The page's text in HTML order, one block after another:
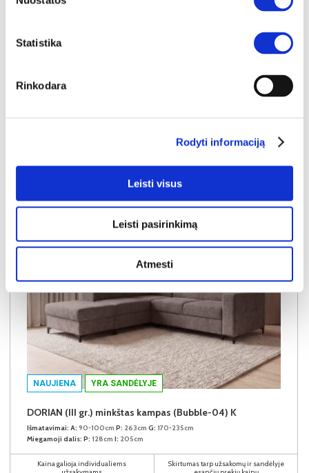
Statistika
Rinkodara
Rodyti informaciją
Leisti visus
Leisti pasirinkimą
Atmesti
užsakymams
Skirtumas tarp užsakomų ir sandėlyje
esančių prekių kainų
NAUJIENA YRA SANDĖLYJE
DORIAN (III gr.) minkštas kampas (Bubble-04) K
Išmatavimai: A: 90-100cm P: 263cm G: 170-235cm
Miegamoji dalis: P: 128cm I: 205cm
Kaina galioja individualiems
Skirtumas tarp užsakomų ir sandėlyje